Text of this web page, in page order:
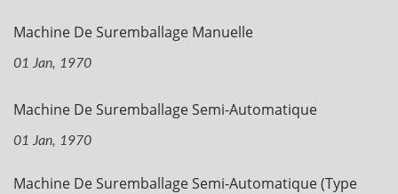
Machine De Suremballage Manuelle
01 Jan, 1970
Machine De Suremballage Semi-Automatique
01 Jan, 1970
Machine De Suremballage Semi-Automatique (type